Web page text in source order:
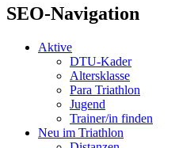
SEO-Navigation
Aktive
DTU-Kader
Altersklasse
Para Triathlon
Jugend
Trainer/in finden
Neu im Triathlon